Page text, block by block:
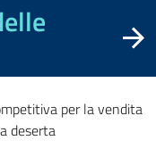
per la vendita
deserta